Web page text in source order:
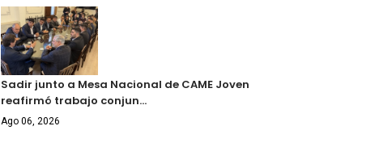
Sadir junto a Mesa Nacional de CAME Joven
reafirmó trabajo conjun…
Ago 06, 2026